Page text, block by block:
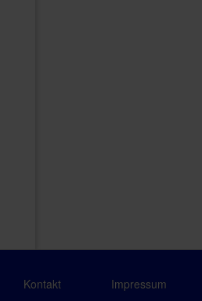
Kontakt Impressum